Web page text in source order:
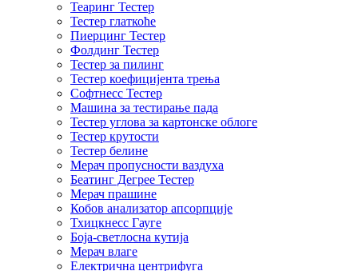
Теаринг Тестер
Тестер глаткоће
Пиерцинг Тестер
Фолдинг Тестер
Тестер за пилинг
Тестер коефицијента трења
Софтнесс Тестер
Машина за тестирање пада
Тестер углова за картонске облоге
Тестер крутости
Тестер белине
Мерач пропусности ваздуха
Беатинг Дегрее Тестер
Мерач прашине
Кобов анализатор апсорпције
Тхицкнесс Гауге
Боја-светлосна кутија
Мерач влаге
Електрична центрифуга